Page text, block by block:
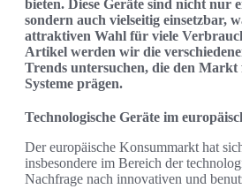
bieten. Diese Geräte sind nicht nur
sondern auch vielseitig einsetzbar,
attraktiven Wahl für viele
Artikel werden wir die
Trends untersuchen, die den
Systeme prägen.
Technologische Geräte im
Der europäische Konsummarkt hat
insbesondere im Bereich der
Nachfrage nach innovativen und